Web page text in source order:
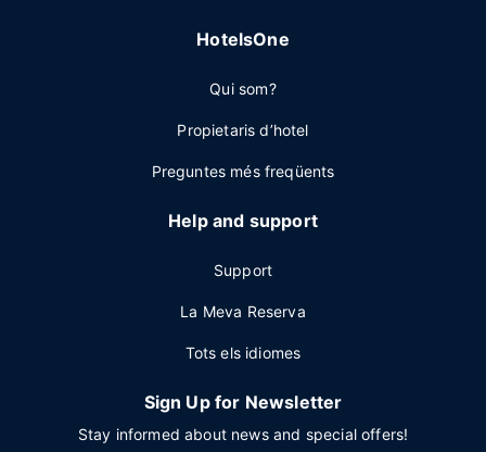
HotelsOne
Qui som?
Propietaris d’hotel
Preguntes més freqüents
Help and support
Support
La Meva Reserva
Tots els idiomes
Sign Up for Newsletter
Stay informed about news and special offers!